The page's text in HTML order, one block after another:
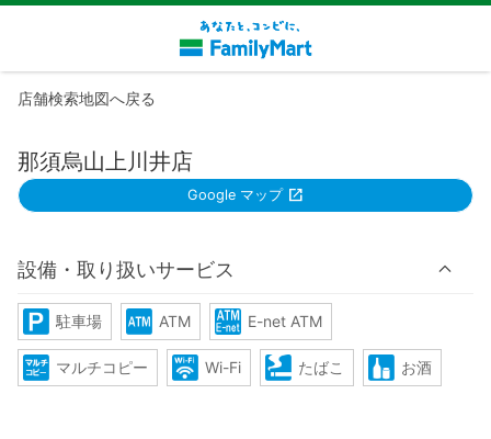
店舗検索地図へ戻る
那須烏山上川井店
Google マップ
設備・取り扱いサービス
駐車場 ATM E-net ATM
マルチコピー Wi-Fi たばこ お酒